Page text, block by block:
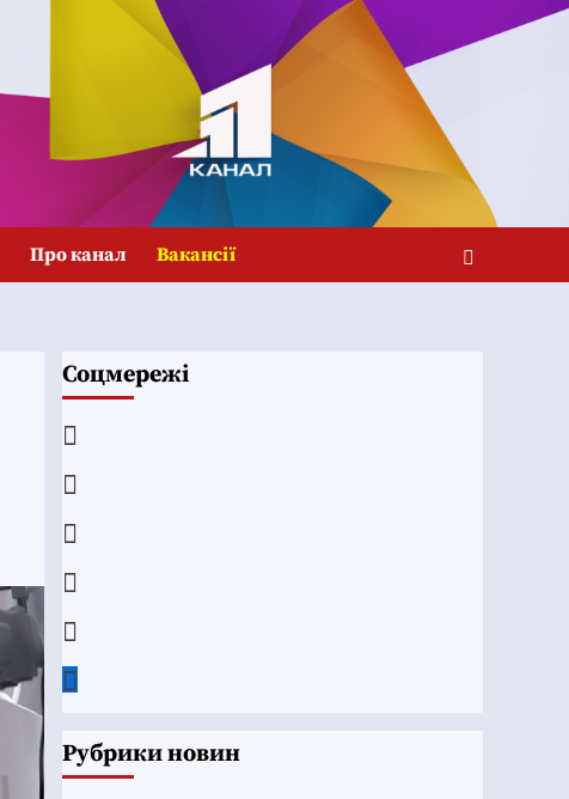
Про канал Вакансії
Соцмережі
Рубрики новин